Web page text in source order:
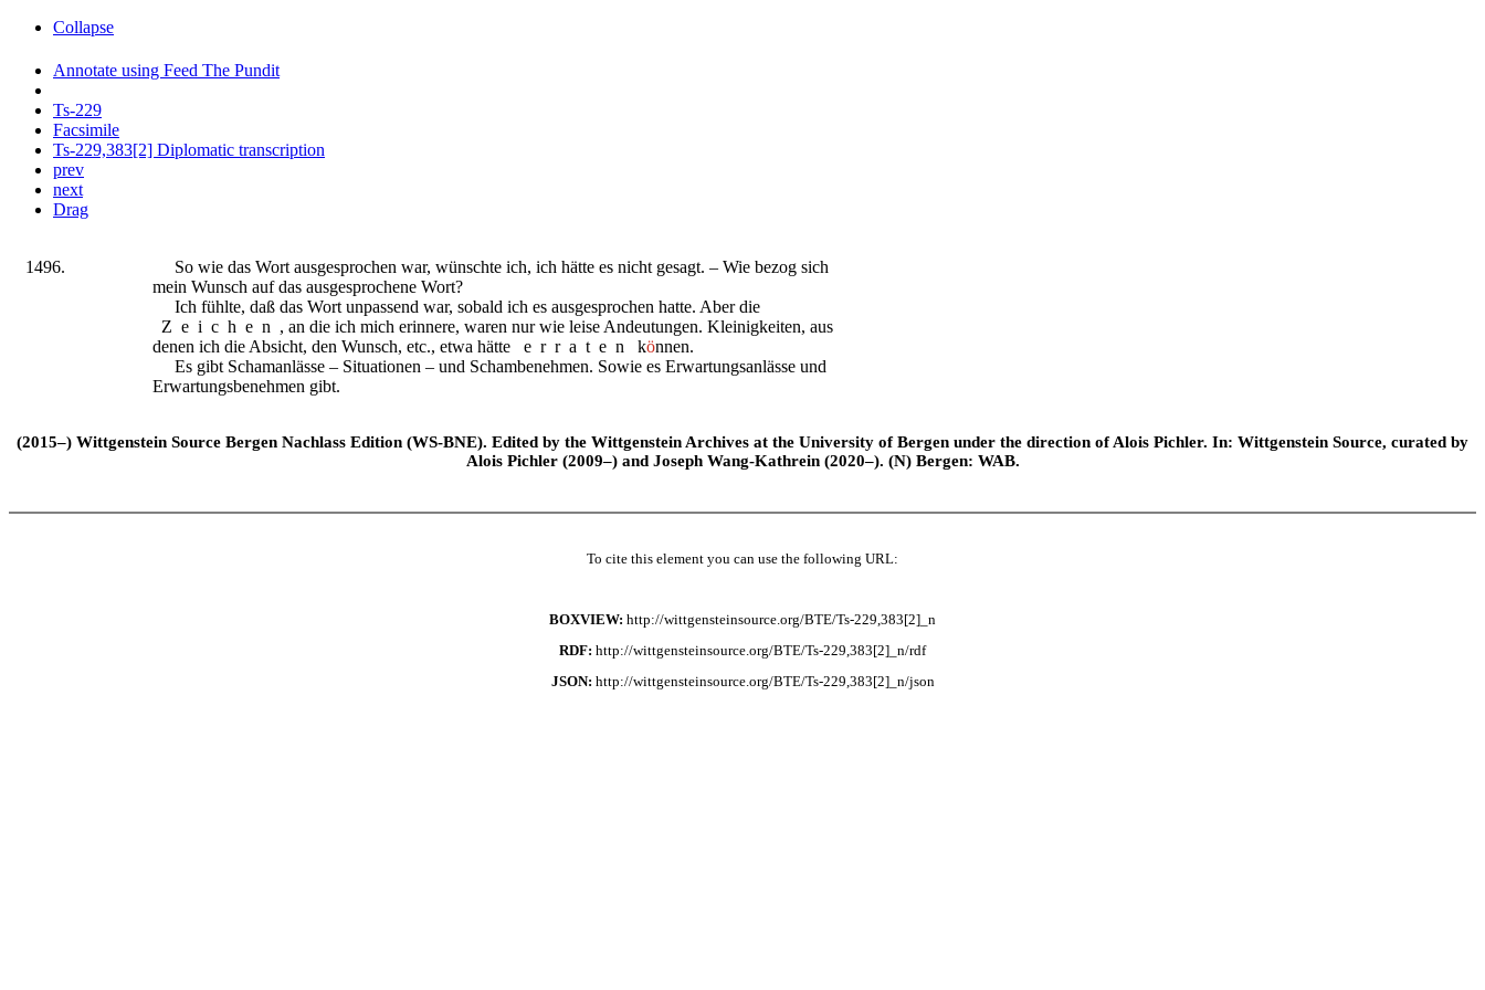
Collapse
Annotate using Feed The Pundit
Ts-229
Facsimile
Ts-229,383[2] Diplomatic transcription
prev
next
Drag
1496. So wie das Wort ausgesprochen war, wünschte ich, ich hätte es nicht gesagt. – Wie bezog sich
mein Wunsch auf das ausgesprochene Wort?
Ich fühlte, daß das Wort unpassend war, sobald ich es ausgesprochen hatte. Aber die
Zeichen , an die ich mich erinnere, waren nurwie leise Andeutungen. Kleinigkeiten, aus
denen ich die Absicht, den Wunsch, etc., etwa hätte
erraten können.
Es gibt Schamanlässe – Situationen – und Schambenehmen. Sowie es Erwartungsanlässe und
Erwartungsbenehmen gibt.
(2015–) Wittgenstein Source Bergen Nachlass Edition (WS-BNE). Edited by the Wittgenstein Archives at the University of Bergen under the direction of Alois Pichler. In: Wittgenstein Source, curated by
Alois Pichler (2009–) and Joseph Wang-Kathrein (2020–). (N) Bergen: WAB.
To cite this element you can use the following URL:
BOXVIEW: http://wittgensteinsource.org/BTE/Ts-229,383[2]_n
RDF: http://wittgensteinsource.org/BTE/Ts-229,383[2]_n/rdf
JSON: http://wittgensteinsource.org/BTE/Ts-229,383[2]_n/json